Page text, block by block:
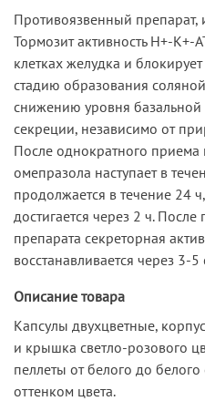
Противоязвенный
Тормозит активность H+-
клетках желудка и
стадию образования
снижению уровня
секреции, независимо от
После однократного приема
омепразола наступает в
продолжается в течение 24
достигается через 2 ч.
препарата секреторная
восстанавливается через 3-5
Описание товара
Капсулы двухцветные,
и крышка светло-розового
пеллеты от белого до
оттенком цвета.